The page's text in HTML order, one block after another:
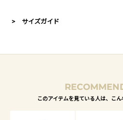
> サイズガイド
このアイテムを見ている人は、こ